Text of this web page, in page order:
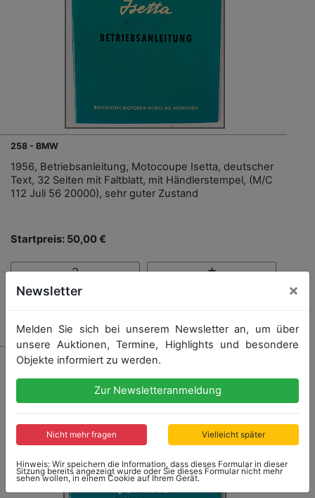
258 - BMW
1956, Betriebsanleitung, Motocoupe Isetta, deutscher
Text, 32 Seiten mit Faltblatt, mit Händlerstempel, (M/C
112 Juli 56 20000), sehr guter Zustand
Startpreis: 50,00 €
Newsletter ×
Melden Sie sich bei unserem Newsletter an, um über
unsere Auktionen, Termine, Highlights und besondere
Objekte informiert zu werden.
Zur Newsletteranmeldung
Nicht mehr fragen Vielleicht später
Hinweis: Wir speichern die Information, dass dieses Formular in dieser
Sitzung bereits angezeigt wurde oder Sie dieses Formular nicht mehr
sehen wollen, in einem Cookie auf Ihrem Gerät.